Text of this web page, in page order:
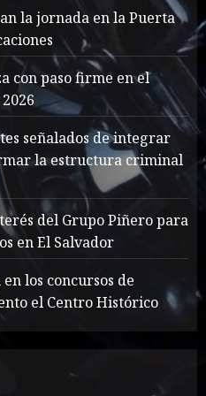
for the
heroes of World
14, 2024 860
Scarier Than the
Its About Weight
14, 2024 862
To Write Award
la jornada en la Puerta
con paso firme en el
señalados de integrar
la estructura criminal
del Grupo Piñero para
en El Salvador
los concursos de
el Centro Histórico